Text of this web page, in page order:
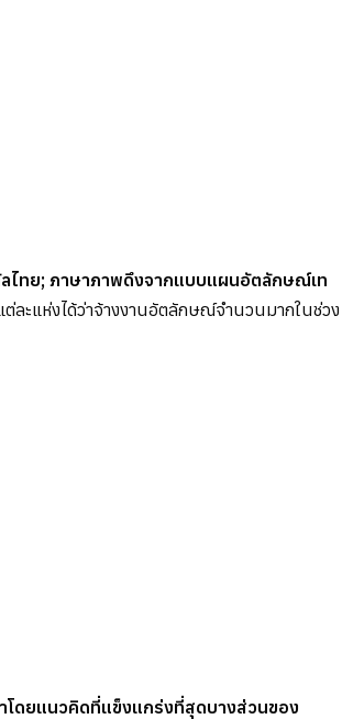
ไทย; ภาษาภาพดึงจากแบบแผนอัตลักษณ์เท
ละแห่งได้ว่าจ้างงานอัตลักษณ์จำนวนมากในช่วง
ดยแนวคิดที่แข็งแกร่งที่สุดบางส่วนของ